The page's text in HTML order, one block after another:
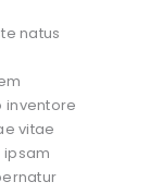
natus
inventore
vitae
ipsam